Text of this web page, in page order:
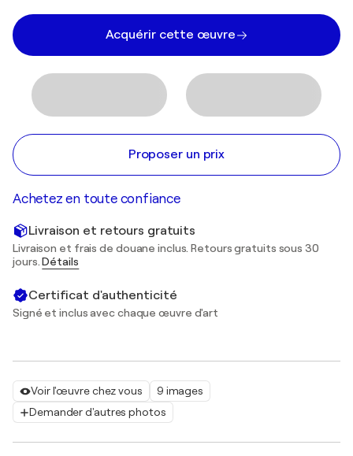
Voir l'œuvre chez vous
9 images
Demander d'autres photos
Acquérir cette œuvre
Proposer un prix
Achetez en toute confiance
Livraison et retours gratuits
Livraison et frais de douane inclus. Retours gratuits sous 30
jours.Détails
Certificat d'authenticité
Signé et inclus avec chaque œuvre d'art